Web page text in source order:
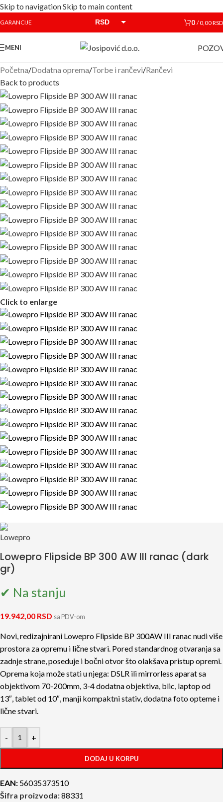
Skip to navigationSkip to main content
GARANCIJE RSD 0 /0,00RSD
MENI
Početna/Dodatna oprema/Torbe i rančevi/Rančevi
Back to products
Click to enlarge
Lowepro Flipside BP 300 AW III ranac (dark
gr)
✔ Na stanju
19.942,00 RSD sa PDV-om
Novi, redizajnirani Lowepro Flipside BP 300AW III ranac nudi više
prostora za opremu i lične stvari. Pored standardnog otvaranja sa
zadnje strane, poseduje i bočni otvor što olakšava pristup opremi.
Oprema koja može stati u njega: DSLR ili mirrorless aparat sa
objektivom 70-200mm, 3-4 dodatna objektiva, blic, laptop od
13″, tablet od 10″, manji kompaktni stativ, dodatna foto opteme i
lične stvari.
- +
DODAJ U KORPU
EAN: 56035373510
Šifra proizvoda:88331